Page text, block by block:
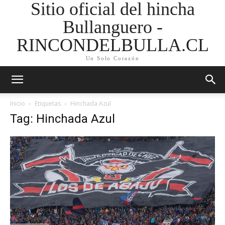
Sitio oficial del hincha
Bullanguero -
RINCONDELBULLA.CL
Un Solo Corazón
Inicio Etiquetas Hinchada Azul
Tag: Hinchada Azul